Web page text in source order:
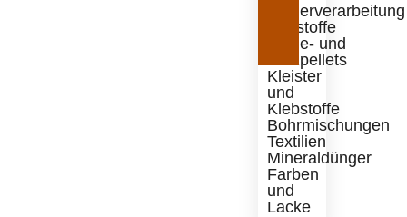
Papierverarbeitung
Baustoffe
Kohle- und
Holzpellets
Kleister
und
Klebstoffe
Bohrmischungen
Textilien
Mineraldünger
Farben
und
Lacke